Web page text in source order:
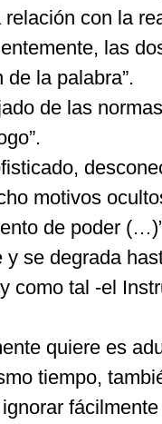
con la
las
la palabra”.
de las
motivos
de poder
y se degrada
como tal -el
quiere es
tiempo,